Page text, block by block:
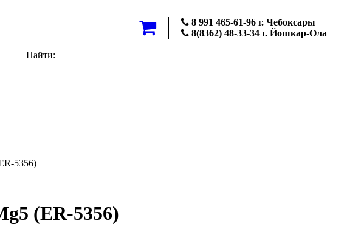
Найти:
8 991 465-61-96 г. Чебоксары
8(8362) 48-33-34 г. Йошкар-Ола
5356)
(ER-5356)